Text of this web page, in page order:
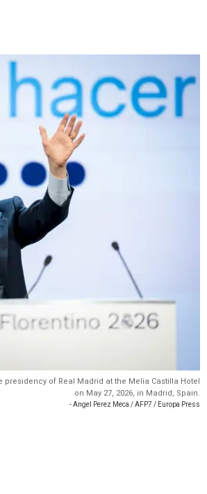
of Real Madrid at the Melia Castilla Hotel
on May 27, 2026, in Madrid, Spain.
- Angel Perez Meca / AFP7 / Europa Press